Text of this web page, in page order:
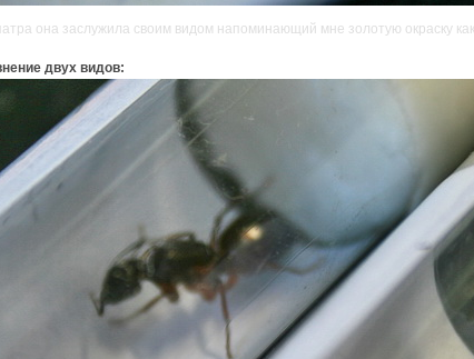
она заслужила своим видом напоминающий мне золотую окраску
двух видов: